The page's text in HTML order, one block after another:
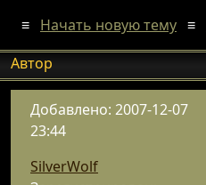
≡ Начать новую тему ≡
Автор
Добавлено: 2007-12-07
23:44
SilverWolf